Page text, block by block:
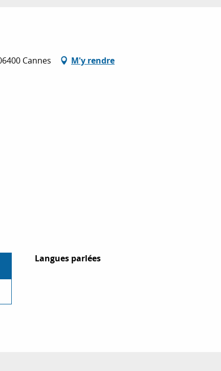
Cannes M'y rendre
Langues parlées
Langues parlées